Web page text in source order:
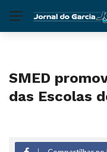
SMED
das Escolas